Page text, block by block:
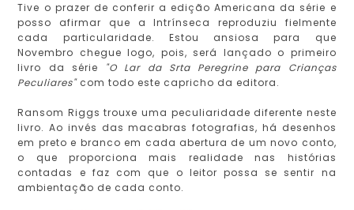
Tive o prazer de conferir a edição Americana da série e
posso afirmar que a Intrínseca reproduziu fielmente
cada particularidade. Estou ansiosa para que
Novembro chegue logo, pois, será lançado o primeiro
livro da série
"O Lar da Srta Peregrine para Crianças
Peculiares"com todo este capricho da editora.
Ransom Riggs trouxe uma peculiaridade diferente neste
livro. Ao invés das macabras fotografias, há desenhos
em preto e branco em cada abertura de um novo conto,
o que proporciona mais realidade nas histórias
contadas e faz com que o leitor possa se sentir na
ambientação de cada conto.